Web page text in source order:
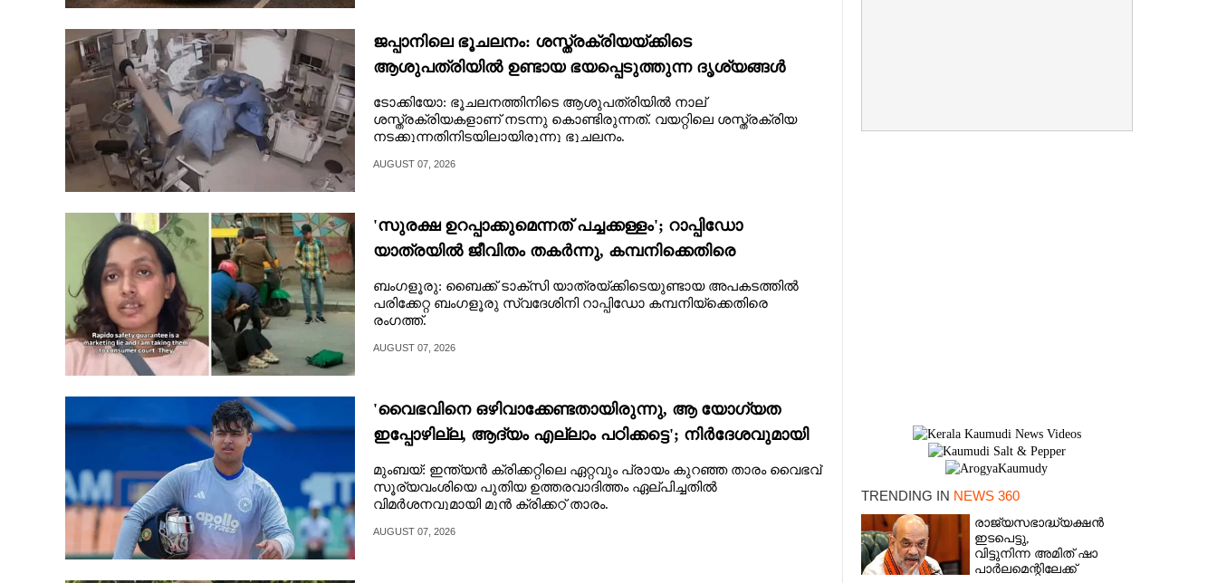
SPIRITUAL
LITERATURE
ജപ്പാനിലെ ഭൂചലനം: ശസ്ത്രക്രിയ‌യ്‌ക്കി‌ടെ
ആശുപത്രിയിൽ ഉണ്ടായ ഭയപ്പെടുത്തുന്ന ദൃശ്യങ്ങൾ
പുറത്ത്
ടോക്കിയോ: ഭൂചലനത്തിനിടെ ആശുപത്രിയിൽ നാല്
ശസ്ത്രക്രിയകളാണ് നടന്നു കൊണ്ടിരുന്നത്. വയറ്റിലെ ശസ്ത്രക്രിയ
നടക്കുന്നതിനിടയിലായിരുന്നു ഭൂചലനം.
AUGUST 07, 2026
'സുരക്ഷ ഉറപ്പാക്കുമെന്നത് പച്ചക്കള്ളം'; റാപ്പിഡോ
യാത്രയിൽ ജീവിതം തകർന്നു, കമ്പനിക്കെതിരെ
പരാതിയുമായി യുവതി
ബംഗളൂരു: ബൈക്ക് ടാക്‌സി യാത്രയ്‌ക്കിടെയുണ്ടായ അപകടത്തിൽ
പരിക്കേറ്റ ബംഗളൂരു സ്വദേശിനി റാപ്പിഡോ കമ്പനിയ്‌ക്കെതിരെ
രംഗത്ത്.
AUGUST 07, 2026
'വൈഭവിനെ ഒഴിവാക്കേണ്ടതായിരുന്നു,​ ആ യോഗ്യത
ഇപ്പോഴില്ല, ആദ്യം എല്ലാം പഠിക്കട്ടെ'; നിർദേശവുമായി
മുൻ ക്രിക്കറ്റ് താരം
മുംബയ്: ഇന്ത്യൻ ക്രിക്കറ്റിലെ ഏറ്റവും പ്രായം കുറഞ്ഞ താരം വൈഭവ്
സൂര്യവംശിയെ പുതിയ ഉത്തരവാദിത്തം ഏല്പിച്ചതിൽ
വിമർശനവുമായി മുൻ ക്രിക്കറ്റ് താരം.
AUGUST 07, 2026
TRENDING IN NEWS 360
രാജ്യസഭാദ്ധ്യക്ഷൻ
ഇടപെട്ടു,
വിട്ടുനിന്ന അമിത് ഷാ
പാർലമെന്റിലേക്ക്